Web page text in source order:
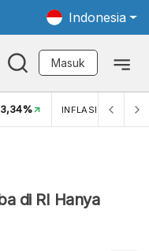
Indonesia
Masuk
3,34% INFLASI MOM
di RI Hanya